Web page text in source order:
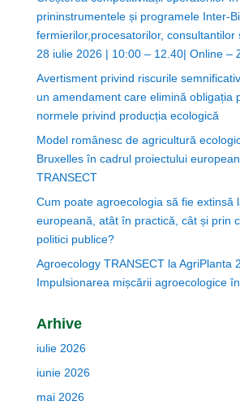
prininstrumentele și programele Inter-
fermierilor,procesatorilor, consultantilor
28 iulie 2026 | 10:00 – 12.40| Online –
Avertisment privind riscurile
un amendament care elimină obligația
normele privind producția ecologică
Model românesc de agricultură
Bruxelles în cadrul proiectului
TRANSECT
Cum poate agroecologia să fie extinsă
europeană, atât în practică, cât și prin
politici publice?
Agroecology TRANSECT la AgriPlanta
Impulsionarea mișcării agroecologice
Arhive
iulie 2026
iunie 2026
mai 2026